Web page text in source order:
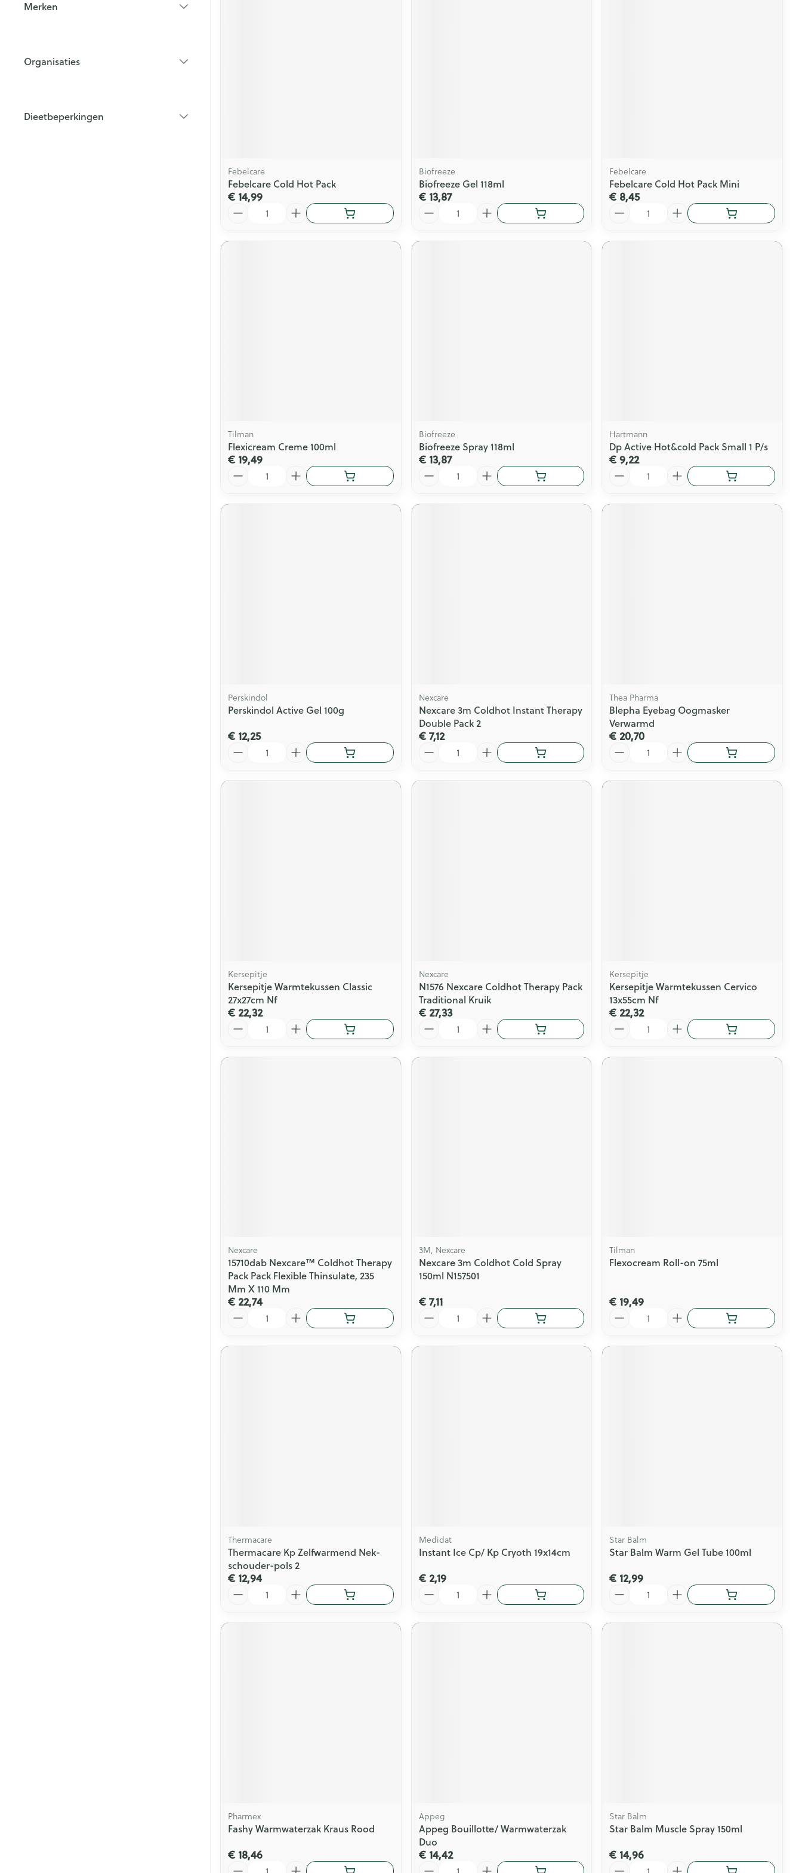
Merken
Organisaties
Dieetbeperkingen
Febelcare
Febelcare Cold Hot Pack
€ 14,99
Biofreeze
Biofreeze Gel 118ml
€ 13,87
Febelcare
Febelcare Cold Hot Pack Mini
€ 8,45
Tilman
Flexicream Creme 100ml
€ 19,49
Biofreeze
Biofreeze Spray 118ml
€ 13,87
Hartmann
Dp Active Hot&cold Pack Small 1 P/s
€ 9,22
Perskindol
Perskindol Active Gel 100g
€ 12,25
Nexcare
Nexcare 3m Coldhot Instant Therapy
Double Pack 2
€ 7,12
Thea Pharma
Blepha Eyebag Oogmasker
Verwarmd
€ 20,70
Kersepitje
Kersepitje Warmtekussen Classic
27x27cm Nf
€ 22,32
Nexcare
N1576 Nexcare Coldhot Therapy Pack
Traditional Kruik
€ 27,33
Kersepitje
Kersepitje Warmtekussen Cervico
13x55cm Nf
€ 22,32
Nexcare
15710dab Nexcare™ Coldhot Therapy
Pack Pack Flexible Thinsulate, 235
Mm X 110 Mm
€ 22,74
3M, Nexcare
Nexcare 3m Coldhot Cold Spray
150ml N157501
€ 7,11
Tilman
Flexocream Roll-on 75ml
€ 19,49
Thermacare
Thermacare Kp Zelfwarmend Nek-
schouder-pols 2
€ 12,94
Medidat
Instant Ice Cp/ Kp Cryoth 19x14cm
€ 2,19
Star Balm
Star Balm Warm Gel Tube 100ml
€ 12,99
Pharmex
Fashy Warmwaterzak Kraus Rood
€ 18,46
Appeg
Appeg Bouillotte/ Warmwaterzak
Duo
€ 14,42
Star Balm
Star Balm Muscle Spray 150ml
€ 14,96